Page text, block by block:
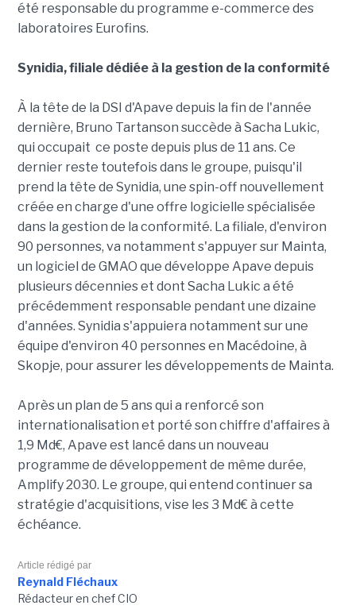
été responsable du programme e-commerce des
laboratoires Eurofins.
Synidia, filiale dédiée à la gestion de la conformité
À la tête de la DSI d'Apave depuis la fin de l'année
dernière, Bruno Tartanson succède à Sacha Lukic,
qui occupait ce poste depuis plus de 11 ans. Ce
dernier reste toutefois dans le groupe, puisqu'il
prend la tête de Synidia, une spin-off nouvellement
créée en charge d'une offre logicielle spécialisée
dans la gestion de la conformité. La filiale, d'environ
90 personnes, va notamment s'appuyer sur Mainta,
un logiciel de GMAO que développe Apave depuis
plusieurs décennies et dont Sacha Lukic a été
précédemment responsable pendant une dizaine
d'années. Synidia s'appuiera notamment sur une
équipe d'environ 40 personnes en Macédoine, à
Skopje, pour assurer les développements de Mainta.
Après un plan de 5 ans qui a renforcé son
internationalisation et porté son chiffre d'affaires à
1,9 Md€, Apave est lancé dans un nouveau
programme de développement de même durée,
Amplify 2030. Le groupe, qui entend continuer sa
stratégie d'acquisitions, vise les 3 Md€ à cette
échéance.
Article rédigé par
Reynald Fléchaux
Rédacteur en chef CIO